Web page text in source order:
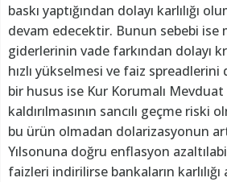
baskı yaptığından dolayı karlılığı
devam edecektir. Bunun sebebi ise
giderlerinin vade farkından dolayı
hızlı yükselmesi ve faiz spreadlerini
bir husus ise Kur Korumalı Mevduat
kaldırılmasının sancılı geçme riski
bu ürün olmadan dolarizasyonun
Yılsonuna doğru enflasyon
faizleri indirilirse bankaların